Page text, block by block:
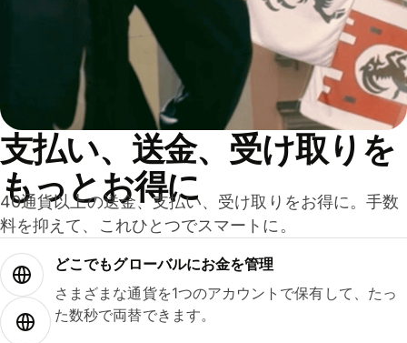
支払い、送金、受け取りを
もっとお得に
40通貨以上の送金、支払い、受け取りをお得に。手数
料を抑えて、これひとつでスマートに。
どこでもグ⁠ロ⁠ー⁠バ⁠ルにお金を管理
さまざまな通貨を1つのアカウントで保有して、たっ
た数秒で両替できます。